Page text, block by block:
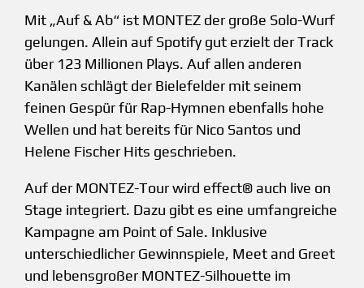
Mit „Auf & Ab“ ist MONTEZ der große Solo-Wurf
gelungen. Allein auf Spotify gut erzielt der Track
über 123 Millionen Plays. Auf allen anderen
Kanälen schlägt der Bielefelder mit seinem
feinen Gespür für Rap-Hymnen ebenfalls hohe
Wellen und hat bereits für Nico Santos und
Helene Fischer Hits geschrieben.
Auf der MONTEZ-Tour wird effect® auch live on
Stage integriert. Dazu gibt es eine umfangreiche
Kampagne am Point of Sale. Inklusive
unterschiedlicher Gewinnspiele, Meet and Greet
und lebensgroßer MONTEZ-Silhouette im